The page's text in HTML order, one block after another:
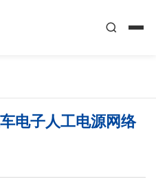
电子人工电源网络